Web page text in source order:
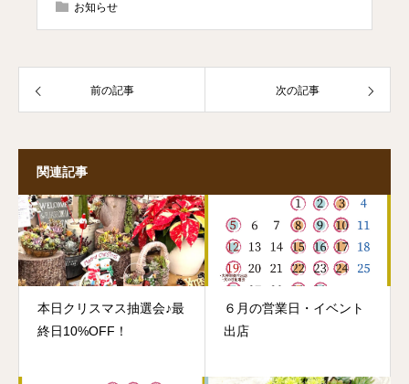
お知らせ
前の記事 次の記事
関連記事
本日クリスマス抽選会♪最
終日10%OFF！
６月の営業日・イベント
出店